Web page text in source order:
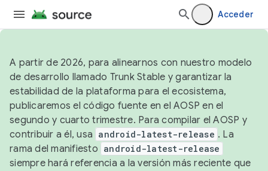
Acceder
A partir de 2026, para alinearnos con nuestro modelo
de desarrollo llamado Trunk Stable y garantizar la
estabilidad de la plataforma para el ecosistema,
publicaremos el código fuente en el AOSP en el
segundo y cuarto trimestre. Para compilar el AOSP y
contribuir a él, usa android-latest-release . La
rama del manifiesto android-latest-release
siempre hará referencia a la versión más reciente que